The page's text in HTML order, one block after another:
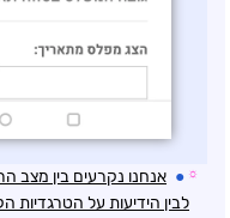
☼
● אנחנו נקרעים בין מצב
לבין הידיעות על הטרגדיות